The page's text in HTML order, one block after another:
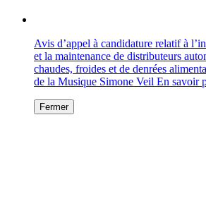
Avis d’appel à candidature relatif à
et la maintenance de distributeurs
chaudes, froides et de denrées
de la Musique Simone Veil En savoir
Fermer